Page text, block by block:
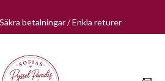
betalningar / Enkla returer